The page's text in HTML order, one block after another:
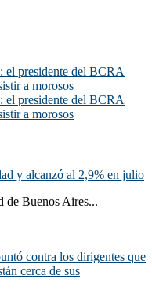
el presidente del BCRA
a morosos
el presidente del BCRA
a morosos
y alcanzó al 2,9% en julio
de Buenos Aires...
contra los dirigentes que
cerca de sus